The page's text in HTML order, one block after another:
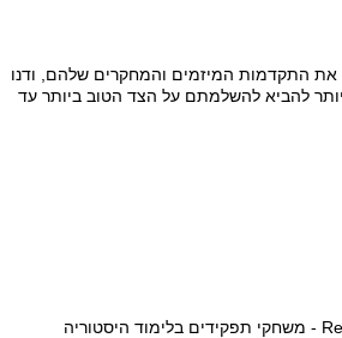
את התקדמות המיזמים והמחקרים שלהם, ודנו
להביא להשלמתם על הצד הטוב ביותר עד